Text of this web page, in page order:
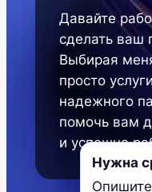
Нужна
Давайте
сделать ваш
Выбирая
просто
надежного
помочь вам
и успешно